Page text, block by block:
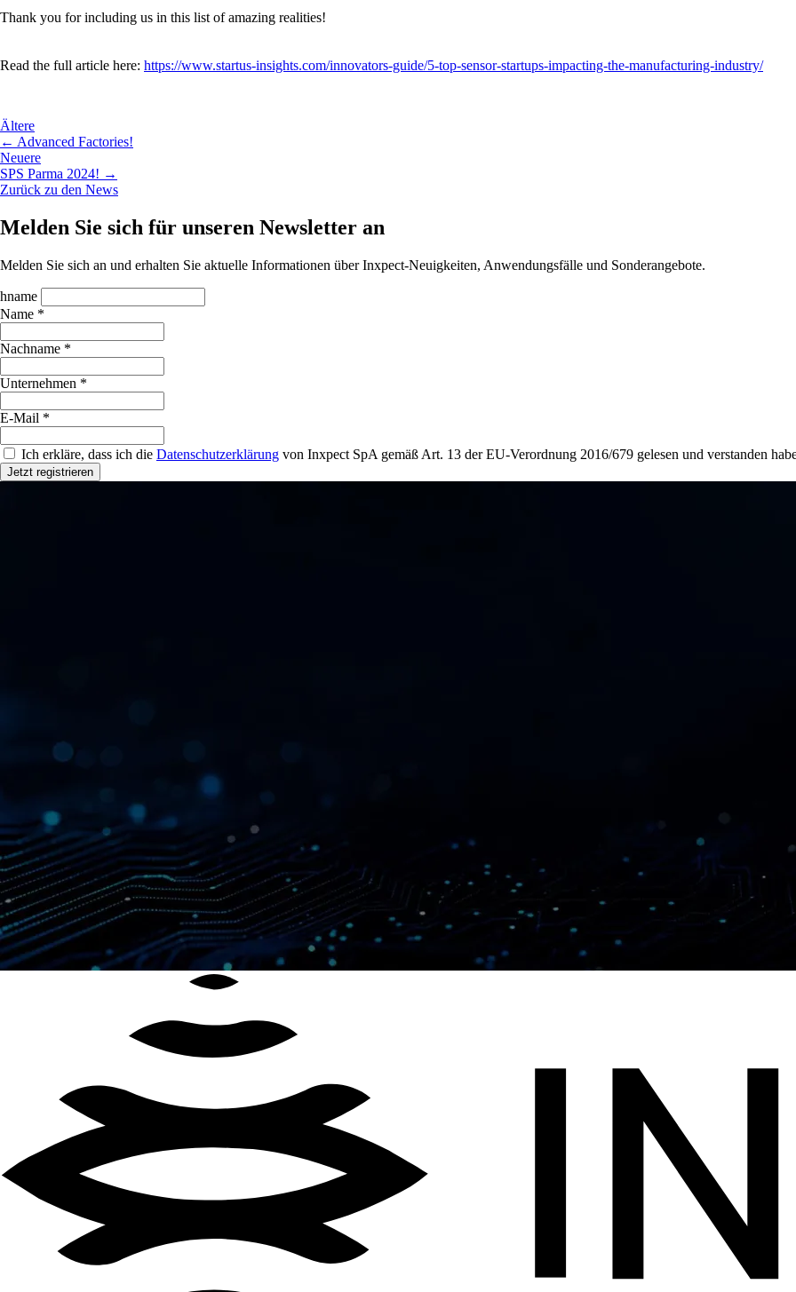
Thank you for including us in this list of amazing realities!
Read the full article here: https://www.startus-insights.com/innovators-guide/5-top-sensor-startups-impacting-the-manufacturing-industry/
Ältere
← Advanced Factories!
Neuere
SPS Parma 2024! →
Zurück zu den News
Melden Sie sich für unseren Newsletter an
Melden Sie sich an und erhalten Sie aktuelle Informationen über Inxpect-Neuigkeiten, Anwendungsfälle und Sonderangebote.
hname
Name *
Nachname *
Unternehmen *
E-Mail *
Ich erkläre, dass ich die Datenschutzerklärung von Inxpect SpA gemäß Art. 13 der EU-Verordnung 2016/679 gelesen und verstanden
Jetzt registrieren